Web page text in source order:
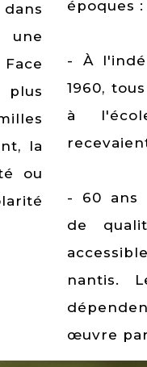
une
plus
la
ou
époques :
- À
1960,
à
- 60 ans
de
nantis.
œuvre